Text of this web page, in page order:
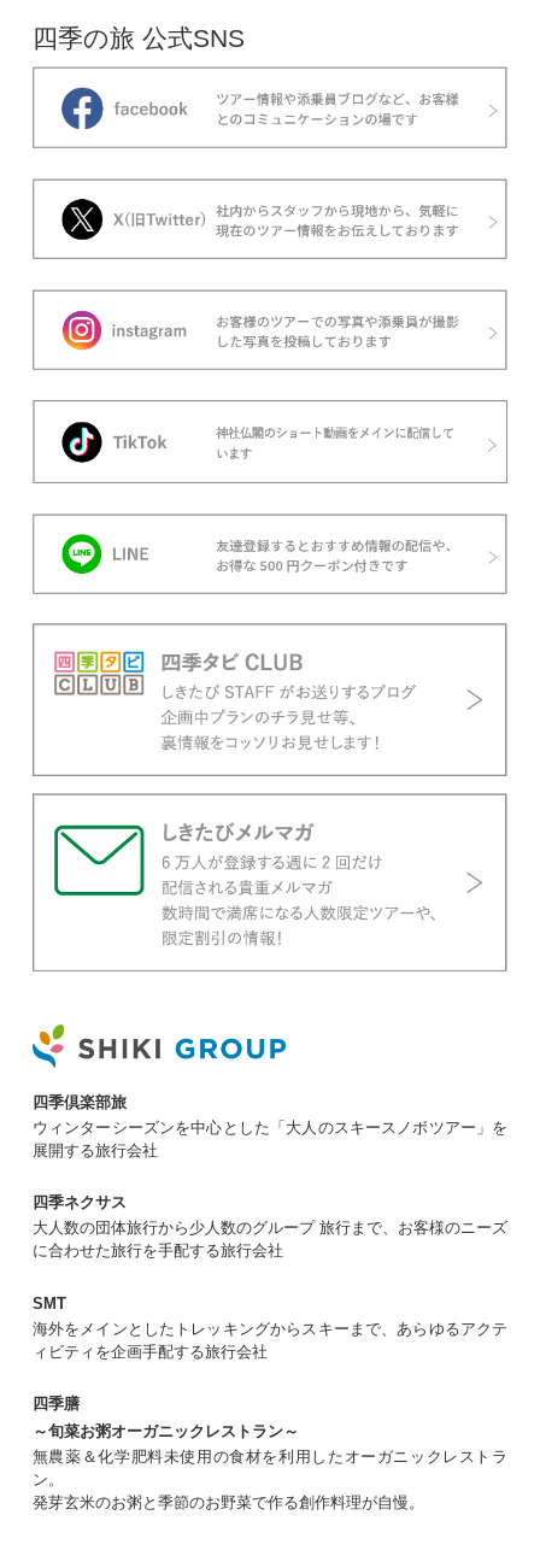
四季の旅 公式SNS
四季倶楽部旅
ウィンターシーズンを中心とした「大人のスキースノボツアー」を
展開する旅行会社
四季ネクサス
大人数の団体旅行から少人数のグループ 旅行まで、お客様のニーズ
に合わせた旅行を手配する旅行会社
SMT
海外をメインとしたトレッキングからスキーまで、あらゆるアクテ
ィビティを企画手配する旅行会社
四季膳
～旬菜お粥オーガニックレストラン～
無農薬＆化学肥料未使用の食材を利用したオーガニックレストラ
ン。
発芽玄米のお粥と季節のお野菜で作る創作料理が自慢。